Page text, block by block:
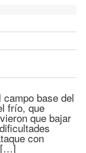
base del
frío, que
que bajar
con
[…]